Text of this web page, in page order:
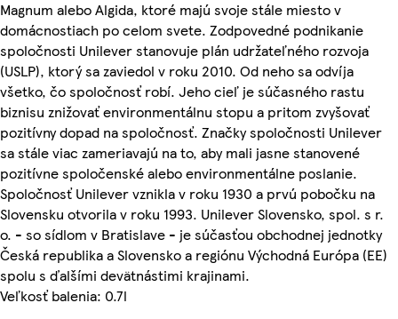
Magnum alebo Algida, ktoré majú svoje stále miesto v
domácnostiach po celom svete. Zodpovedné podnikanie
spoločnosti Unilever stanovuje plán udržateľného rozvoja
(USLP), ktorý sa zaviedol v roku 2010. Od neho sa odvíja
všetko, čo spoločnosť robí. Jeho cieľ je súčasného rastu
biznisu znižovať environmentálnu stopu a pritom zvyšovať
pozitívny dopad na spoločnosť. Značky spoločnosti Unilever
sa stále viac zameriavajú na to, aby mali jasne stanovené
pozitívne spoločenské alebo environmentálne poslanie.
Spoločnosť Unilever vznikla v roku 1930 a prvú pobočku na
Slovensku otvorila v roku 1993. Unilever Slovensko, spol. s r.
o. - so sídlom v Bratislave - je súčasťou obchodnej jednotky
Česká republika a Slovensko a regiónu Východná Európa (EE)
spolu s ďalšími devätnástimi krajinami.
Veľkosť balenia: 0.7l